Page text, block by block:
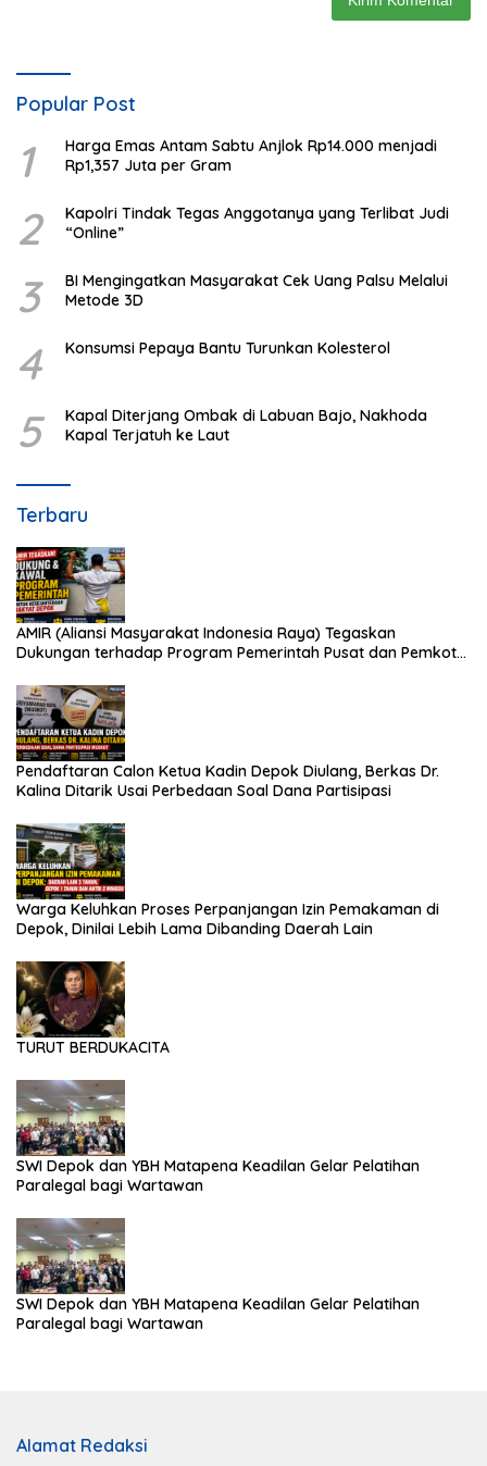
Popular Post
1
Harga Emas Antam Sabtu Anjlok Rp14.000 menjadi
Rp1,357 Juta per Gram
2
Kapolri Tindak Tegas Anggotanya yang Terlibat Judi
“Online”
3
BI Mengingatkan Masyarakat Cek Uang Palsu Melalui
Metode 3D
4 Konsumsi Pepaya Bantu Turunkan Kolesterol
5
Kapal Diterjang Ombak di Labuan Bajo, Nakhoda
Kapal Terjatuh ke Laut
Terbaru
AMIR (Aliansi Masyarakat Indonesia Raya) Tegaskan
Dukungan terhadap Program Pemerintah Pusat dan Pemkot
Pendaftaran Calon Ketua Kadin Depok Diulang, Berkas Dr.
Kalina Ditarik Usai Perbedaan Soal Dana Partisipasi
Warga Keluhkan Proses Perpanjangan Izin Pemakaman di
Depok, Dinilai Lebih Lama Dibanding Daerah Lain
TURUT BERDUKACITA
SWI Depok dan YBH Matapena Keadilan Gelar Pelatihan
Paralegal bagi Wartawan
SWI Depok dan YBH Matapena Keadilan Gelar Pelatihan
Paralegal bagi Wartawan
Alamat Redaksi